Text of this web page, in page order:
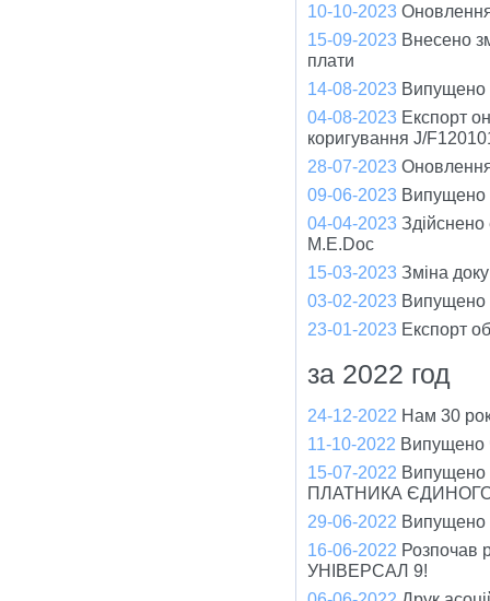
10-10-2023
15-09-2023 Внесено
плати
14-08-2023 Випущено
04-08-2023 Експорт
коригування J/
28-07-2023 Оновлення
09-06-2023 Випущено
04-04-2023
M.E.Doc
15-03-2023 Зміна
03-02-2023 Випущено
23-01-2023 Експорт
за 2022 год
24-12-2022 Нам 30
11-10-2022 Випущено
15-07-2022
ПЛАТНИКА
29-06-2022 Випущено
16-06-2022 Розпочав
УНІВЕРСАЛ 9!